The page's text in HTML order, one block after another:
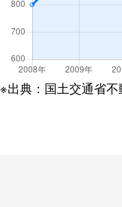
※出典：国土交通省